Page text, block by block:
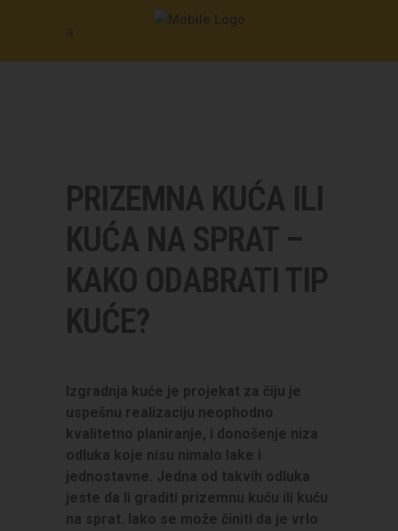
PRIZEMNA KUĆA ILI
KUĆA NA SPRAT –
KAKO ODABRATI TIP
KUĆE?
Izgradnja kuće je projekat za čiju je
uspešnu realizaciju neophodno
kvalitetno planiranje, i donošenje niza
odluka koje nisu nimalo lake i
jednostavne. Jedna od takvih odluka
jeste da li graditi prizemnu kuću ili kuću
na sprat. Iako se može činiti da je vrlo